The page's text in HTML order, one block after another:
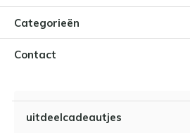
Categorieën
Contact
uitdeelcadeautjes